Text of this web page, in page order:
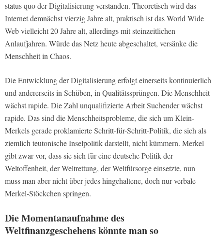
status quo der Digitalisierung verstanden. Theoretisch wird das
Internet demnächst vierzig Jahre alt, praktisch ist das World Wide
Web vielleicht 20 Jahre alt, allerdings mit steinzeitlichen
Anlaufjahren. Würde das Netz heute abgeschaltet, versänke die
Menschheit in Chaos.
Die Entwicklung der Digitalisierung erfolgt einerseits kontinuierlich
und andererseits in Schüben, in Qualitätssprüngen. Die Menschheit
wächst rapide. Die Zahl unqualifizierte Arbeit Suchender wächst
rapide. Das sind die Menschheitsprobleme, die sich um Klein-
Merkels gerade proklamierte Schritt-für-Schritt-Politik, die sich als
ziemlich teutonische Inselpolitik darstellt, nicht kümmern. Merkel
gibt zwar vor, dass sie sich für eine deutsche Politik der
Weltoffenheit, der Weltrettung, der Weltfürsorge einsetzte, nun
muss man aber nicht über jedes hingehaltene, doch nur verbale
Merkel-Stöckchen springen.
Die Momentanaufnahme des
Weltfinanzgeschehens könnte man so